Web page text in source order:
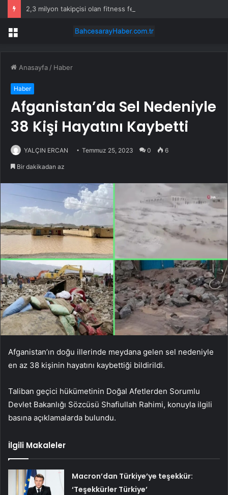
Menü
Anasayfa / Haber
Haber
Afganistan’da Sel Nedeniyle
38 Kişi Hayatını Kaybetti
YALÇIN ERCAN Temmuz 25, 2023 0 6
Bir dakikadan az
Afganistan’ın doğu illerinde meydana gelen sel nedeniyle
en az 38 kişinin hayatını kaybettiği bildirildi.
Taliban geçici hükümetinin Doğal Afetlerden Sorumlu
Devlet Bakanlığı Sözcüsü Shafiullah Rahimi, konuyla ilgili
basına açıklamalarda bulundu.
İlgili Makaleler
Macron’dan Türkiye’ye teşekkür:
‘Teşekkürler Türkiye’